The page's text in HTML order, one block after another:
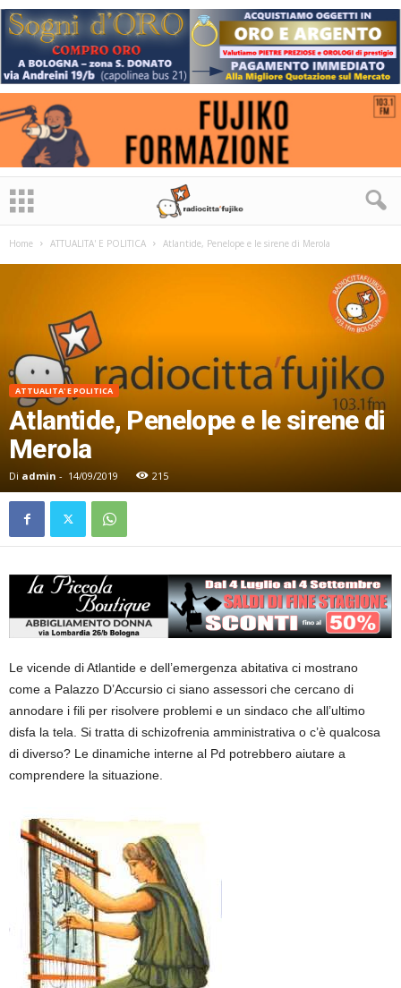
Home ATTUALITA' E POLITICA Atlantide, Penelope e le sirene di Merola
ATTUALITA' E POLITICA
Atlantide, Penelope e le sirene di
Merola
Di admin - 14/09/2019 215
Le vicende di Atlantide e dell’emergenza abitativa ci mostrano
come a Palazzo D’Accursio ci siano assessori che cercano di
annodare i fili per risolvere problemi e un sindaco che all’ultimo
disfa la tela. Si tratta di schizofrenia amministrativa o c’è qualcosa
di diverso? Le dinamiche interne al Pd potrebbero aiutare a
comprendere la situazione.